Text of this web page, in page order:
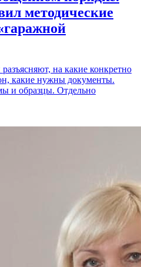
методические
на какие конкретно
какие нужны документы.
и образцы. Отдельно